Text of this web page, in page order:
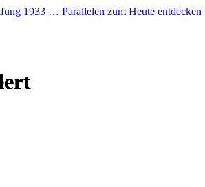
1933 … Parallelen zum Heute entdecken